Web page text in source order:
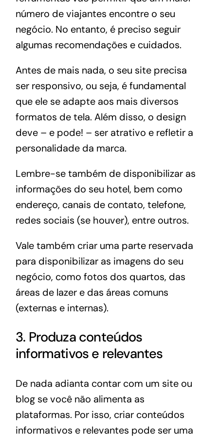
número de viajantes encontre o seu
negócio. No entanto, é preciso seguir
algumas recomendações e cuidados.
Antes de mais nada, o seu site precisa
ser responsivo, ou seja, é fundamental
que ele se adapte aos mais diversos
formatos de tela. Além disso, o design
deve – e pode! – ser atrativo e refletir a
personalidade da marca.
Lembre-se também de disponibilizar as
informações do seu hotel, bem como
endereço, canais de contato, telefone,
redes sociais (se houver), entre outros.
Vale também criar uma parte reservada
para disponibilizar as imagens do seu
negócio, como fotos dos quartos, das
áreas de lazer e das áreas comuns
(externas e internas).
3. Produza conteúdos
informativos e relevantes
De nada adianta contar com um site ou
blog se você não alimenta as
plataformas. Por isso, criar conteúdos
informativos e relevantes pode ser uma